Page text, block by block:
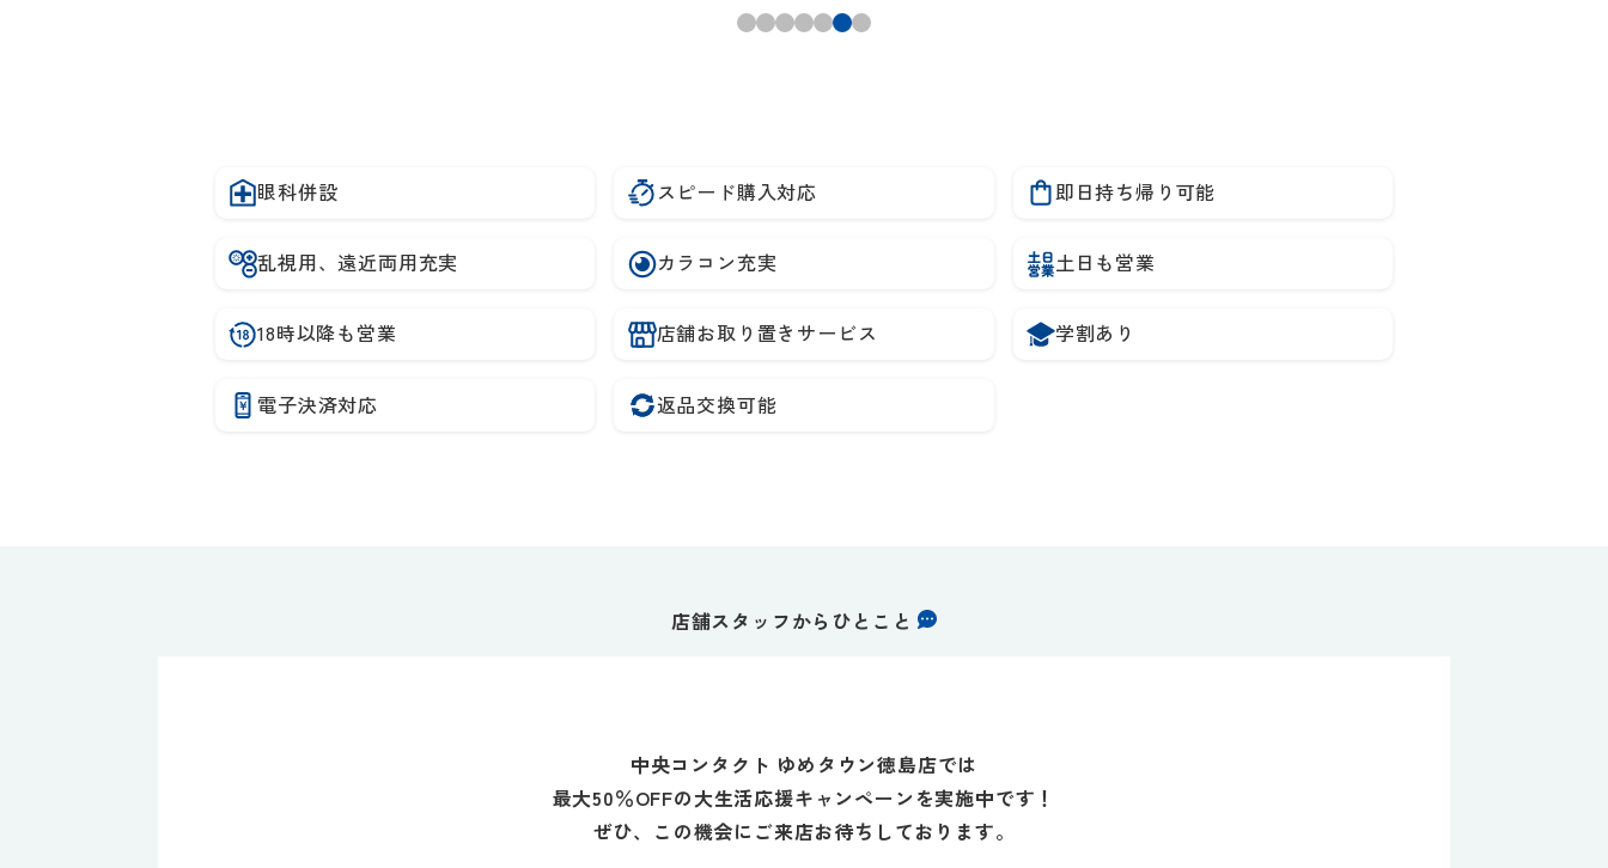
眼科併設 スピード購入対応 即日持ち帰り可能
乱視用、遠近両用充実 カラコン充実 土日も営業
18時以降も営業 店舗お取り置きサービス 学割あり
電子決済対応 返品交換可能
店舗スタッフからひとこと
中央コンタクト ゆめタウン徳島店では
最大50％OFFの大生活応援キャンペーンを実施中です！
ぜひ、この機会にご来店お待ちしております。